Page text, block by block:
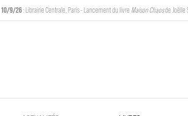
10/9/26: Librairie Centrale, Paris - Lancement du livre Maison Chaosde Joëlle
: Halles de Schaerbeek, Bruxelles - L'Arche sera